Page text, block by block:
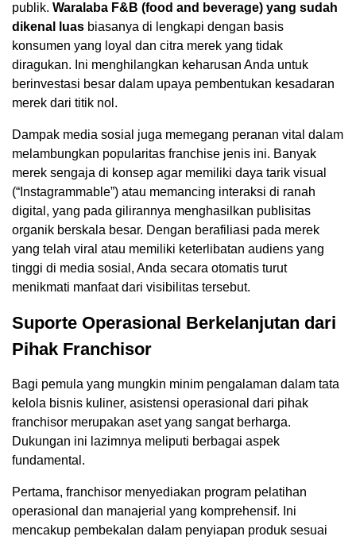
publik. Waralaba F&B (food and beverage) yang sudah
dikenal luas biasanya di lengkapi dengan basis
konsumen yang loyal dan citra merek yang tidak
diragukan. Ini menghilangkan keharusan Anda untuk
berinvestasi besar dalam upaya pembentukan kesadaran
merek dari titik nol.
Dampak media sosial juga memegang peranan vital dalam
melambungkan popularitas franchise jenis ini. Banyak
merek sengaja di konsep agar memiliki daya tarik visual
(“Instagrammable”) atau memancing interaksi di ranah
digital, yang pada gilirannya menghasilkan publisitas
organik berskala besar. Dengan berafiliasi pada merek
yang telah viral atau memiliki keterlibatan audiens yang
tinggi di media sosial, Anda secara otomatis turut
menikmati manfaat dari visibilitas tersebut.
Suporte Operasional Berkelanjutan dari
Pihak Franchisor
Bagi pemula yang mungkin minim pengalaman dalam tata
kelola bisnis kuliner, asistensi operasional dari pihak
franchisor merupakan aset yang sangat berharga.
Dukungan ini lazimnya meliputi berbagai aspek
fundamental.
Pertama, franchisor menyediakan program pelatihan
operasional dan manajerial yang komprehensif. Ini
mencakup pembekalan dalam penyiapan produk sesuai